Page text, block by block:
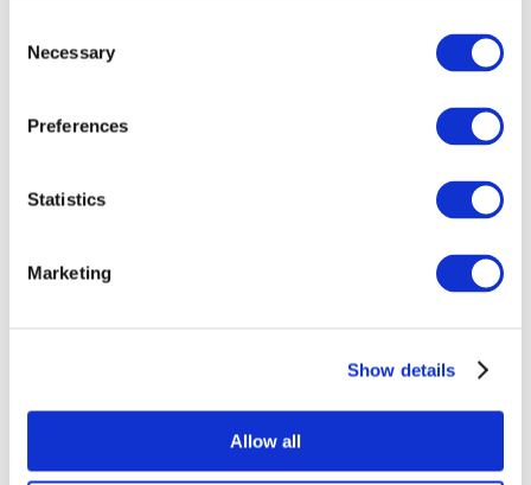
Selection
Necessary
Preferences
Statistics
Marketing
Show details
Allow all
Без поджанра
Применить